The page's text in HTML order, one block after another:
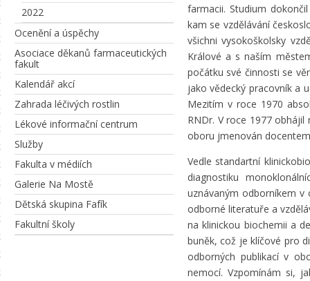
2022
Ocenění a úspěchy
Asociace děkanů farmaceutických
fakult
Kalendář akcí
Zahrada léčivých rostlin
Lékové informační centrum
Služby
Fakulta v médiích
Galerie Na Mostě
Dětská skupina Fafík
Fakultní školy
farmacii. Studium
kam se vzdělávání
všichni vysokoškolsky
Králové a s naším
počátku své činnosti se
jako vědecký pracovník a
Mezitím v roce 1970
RNDr. V roce 1977
oboru jmenován
Vedle standartní
diagnostiku
uznávaným odborníkem
odborné literatuře a
na klinickou biochemii a
buněk, což je klíčové pro
odborných publikací v
nemocí. Vzpomínám si,